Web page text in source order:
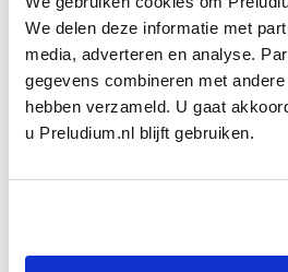
We delen deze informatie met
media, adverteren en analyse.
gegevens combineren met
hebben verzameld. U gaat
u Preludium.nl blijft gebruiken.